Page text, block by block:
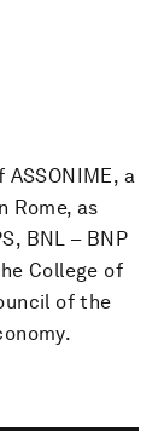
a
Rome, as
BNL – BNP
College of
of the